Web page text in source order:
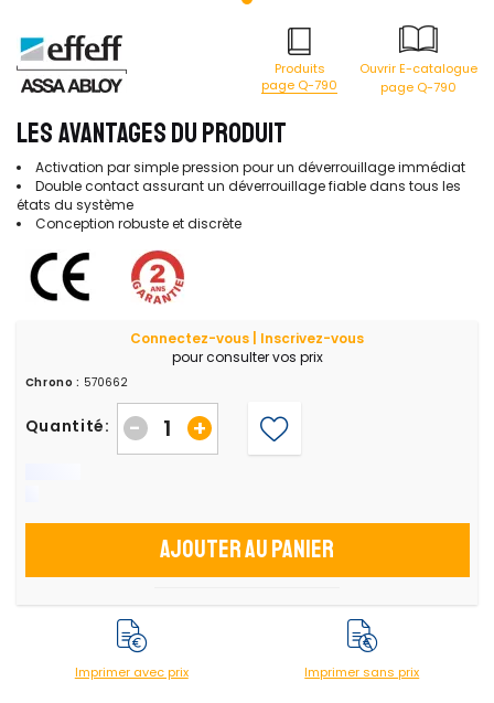
Produits
page Q-790
Ouvrir E-catalogue
page Q-790
LES AVANTAGES DU PRODUIT
Activation par simple pression pour un déverrouillage immédiat
Double contact assurant un déverrouillage fiable dans tous les
états du système
Conception robuste et discrète
Connectez-vous | Inscrivez-vous
pour consulter vos prix
Chrono : 570662
Quantité: +
-
Ajouter au panier
Imprimer avec prix Imprimer sans prix